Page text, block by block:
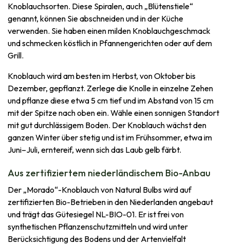
Knoblauchsorten. Diese Spiralen, auch „Blütenstiele“
genannt, können Sie abschneiden und in der Küche
verwenden. Sie haben einen milden Knoblauchgeschmack
und schmecken köstlich in Pfannengerichten oder auf dem
Grill.
Knoblauch wird am besten im Herbst, von Oktober bis
Dezember, gepflanzt. Zerlege die Knolle in einzelne Zehen
und pflanze diese etwa 5 cm tief und im Abstand von 15 cm
mit der Spitze nach oben ein. Wähle einen sonnigen Standort
mit gut durchlässigem Boden. Der Knoblauch wächst den
ganzen Winter über stetig und ist im Frühsommer, etwa im
Juni–Juli, erntereif, wenn sich das Laub gelb färbt.
Aus zertifiziertem niederländischem Bio-Anbau
Der „Morado“-Knoblauch von Natural Bulbs wird auf
zertifizierten Bio-Betrieben in den Niederlanden angebaut
und trägt das Gütesiegel NL-BIO-01. Er ist frei von
synthetischen Pflanzenschutzmitteln und wird unter
Berücksichtigung des Bodens und der Artenvielfalt